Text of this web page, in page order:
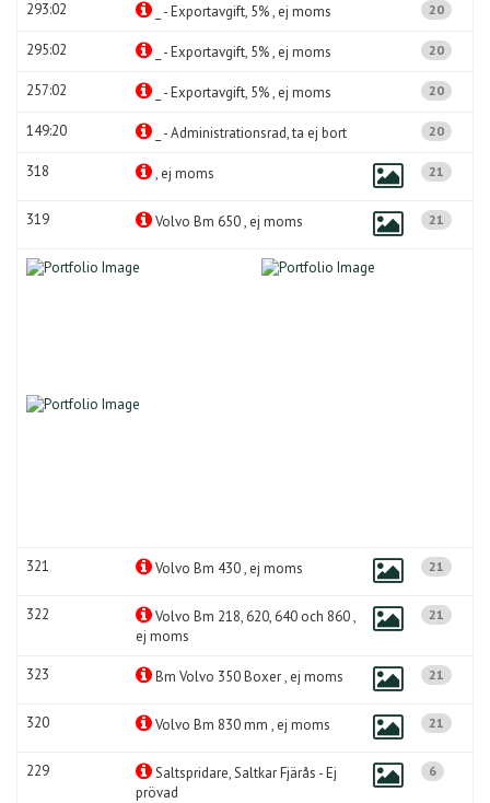
293:02 _ - Exportavgift, 5% , ej moms 20
295:02 _ - Exportavgift, 5% , ej moms 20
257:02 _ - Exportavgift, 5% , ej moms 20
149:20 _ - Administrationsrad, ta ej bort 20
318 , ej moms 21
319 Volvo Bm 650 , ej moms 21
321 Volvo Bm 430 , ej moms 21
322
Volvo Bm 218, 620, 640 och 860 ,
ej moms
21
323 Bm Volvo 350 Boxer , ej moms 21
320 Volvo Bm 830 mm , ej moms 21
229
Saltspridare, Saltkar Fjärås - Ej
prövad
6